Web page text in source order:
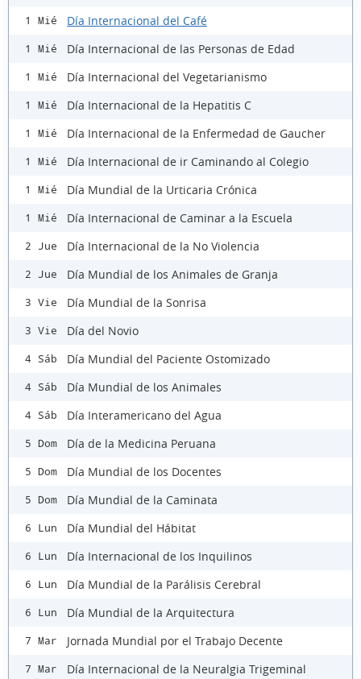
1 Mié Día Internacional del Café
1 Mié Día Internacional de las Personas de Edad
1 Mié Día Internacional del Vegetarianismo
1 Mié Día Internacional de la Hepatitis C
1 Mié Día Internacional de la Enfermedad de Gaucher
1 Mié Día Internacional de ir Caminando al Colegio
1 Mié Día Mundial de la Urticaria Crónica
1 Mié Día Internacional de Caminar a la Escuela
2 Jue Día Internacional de la No Violencia
2 Jue Día Mundial de los Animales de Granja
3 Vie Día Mundial de la Sonrisa
3 Vie Día del Novio
4 Sáb Día Mundial del Paciente Ostomizado
4 Sáb Día Mundial de los Animales
4 Sáb Día Interamericano del Agua
5 Dom Día de la Medicina Peruana
5 Dom Día Mundial de los Docentes
5 Dom Día Mundial de la Caminata
6 Lun Día Mundial del Hábitat
6 Lun Día Internacional de los Inquilinos
6 Lun Día Mundial de la Parálisis Cerebral
6 Lun Día Mundial de la Arquitectura
7 Mar Jornada Mundial por el Trabajo Decente
7 Mar Día Internacional de la Neuralgia Trigeminal